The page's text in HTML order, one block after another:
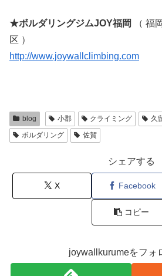
★ボルダリングジムJOY福岡
（ 福
区 ）
http://www.joywallclimbing.com
blog 小郡 クライミング 久
ボルダリング
佐賀
シェアする
X Facebook
コピー
joywallkurumeをフォ